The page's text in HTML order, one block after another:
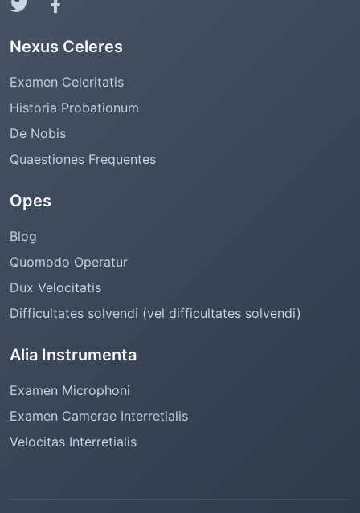
Nexus Celeres
Examen Celeritatis
Historia Probationum
De Nobis
Quaestiones Frequentes
Opes
Blog
Quomodo Operatur
Dux Velocitatis
Difficultates solvendi (vel difficultates solvendi)
Alia Instrumenta
Examen Microphoni
Examen Camerae Interretialis
Velocitas Interretialis